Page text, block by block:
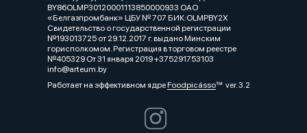
BY86OLMP30120001113850000933 ОАО
«Белгазпромбанк» ЦБУ № 707 БИК:OLMPBY2X
Свидетельство о государственной регистрации
№193013725 от 29.12.2017 г. выдано Минским
горисполкомом. Регистрация в торговом реестре
№405329 От 31 января 2019 +375291753103
info@arteum.by
Работает на эффективном ядреFoodpicássover. 3.2